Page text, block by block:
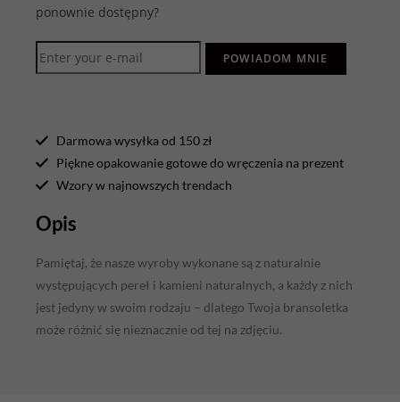
ponownie dostępny?
POWIADOM MNIE
Darmowa wysyłka od 150 zł
Piękne opakowanie gotowe do wręczenia na prezent
Wzory w najnowszych trendach
Opis
Pamiętaj, że nasze wyroby wykonane są z naturalnie
występujących pereł i kamieni naturalnych, a każdy z nich
jest jedyny w swoim rodzaju – dlatego Twoja bransoletka
może różnić się nieznacznie od tej na zdjęciu.